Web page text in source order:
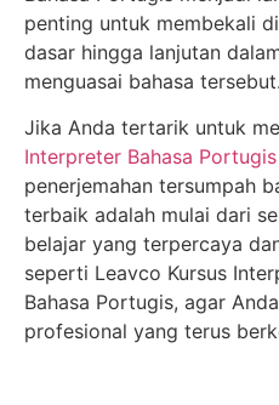
penting untuk membekali
dasar hingga lanjutan
menguasai bahasa tersebut.
Jika Anda tertarik untuk
Interpreter Bahasa Portugis
penerjemahan tersumpah
terbaik adalah mulai dari
belajar yang terpercaya
seperti Leavco Kursus
Bahasa Portugis, agar
profesional yang terus